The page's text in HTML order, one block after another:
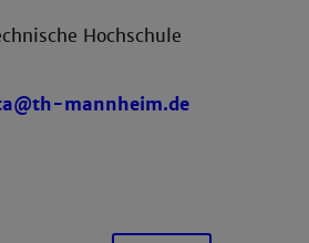
Hochschule
mannheim.de